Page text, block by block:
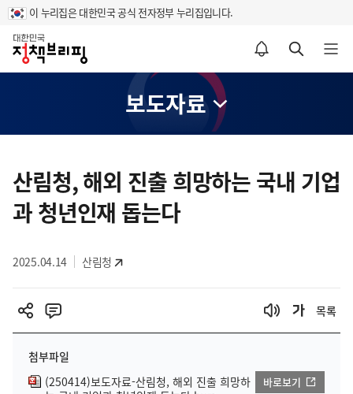
이 누리집은 대한민국 공식 전자정부 누리집입니다.
홈
알림설정 바로가기 검색 바로가기 메뉴 열기
보도자료
츠
영
산림청, 해외 진출 희망하는 국내 기업
과 청년인재 돕는다
2025.04.14 산림청
목록
첨부파일
(250414)보도자료-산림청, 해외 진출 희망하
바로보기